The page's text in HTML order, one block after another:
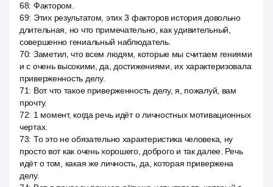
68: Фактором.
69: Этих результатом, этих 3 факторов история довольно
длительная, но что примечательно, как удивительный,
совершенно гениальный наблюдатель.
70: Заметил, что всем людям, которые мы считаем гениями
и с очень высокими, да, достижениями, их характеризовала
приверженность делу.
71: Вот что такое приверженность делу, я, пожалуй, вам
прочту.
72: 1 момент, когда речь идёт о личностных мотивационных
чертах.
73: То это не обязательно характеристика человека, ну
просто вот как очень хорошего, доброго и так далее. Речь
идёт о том, какая же личность, да, которая привержена
делу.